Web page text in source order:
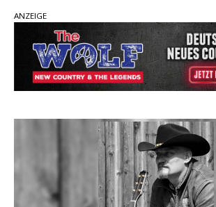
pez veröffentlicht neue
Talks“ – eine Hymne auf
Sommernächte
Randy Travis veröffentlicht mit
Ben Gallaher kehrt zu
„Taylor Gold“ zeigt die Kraft
ANZEIGE